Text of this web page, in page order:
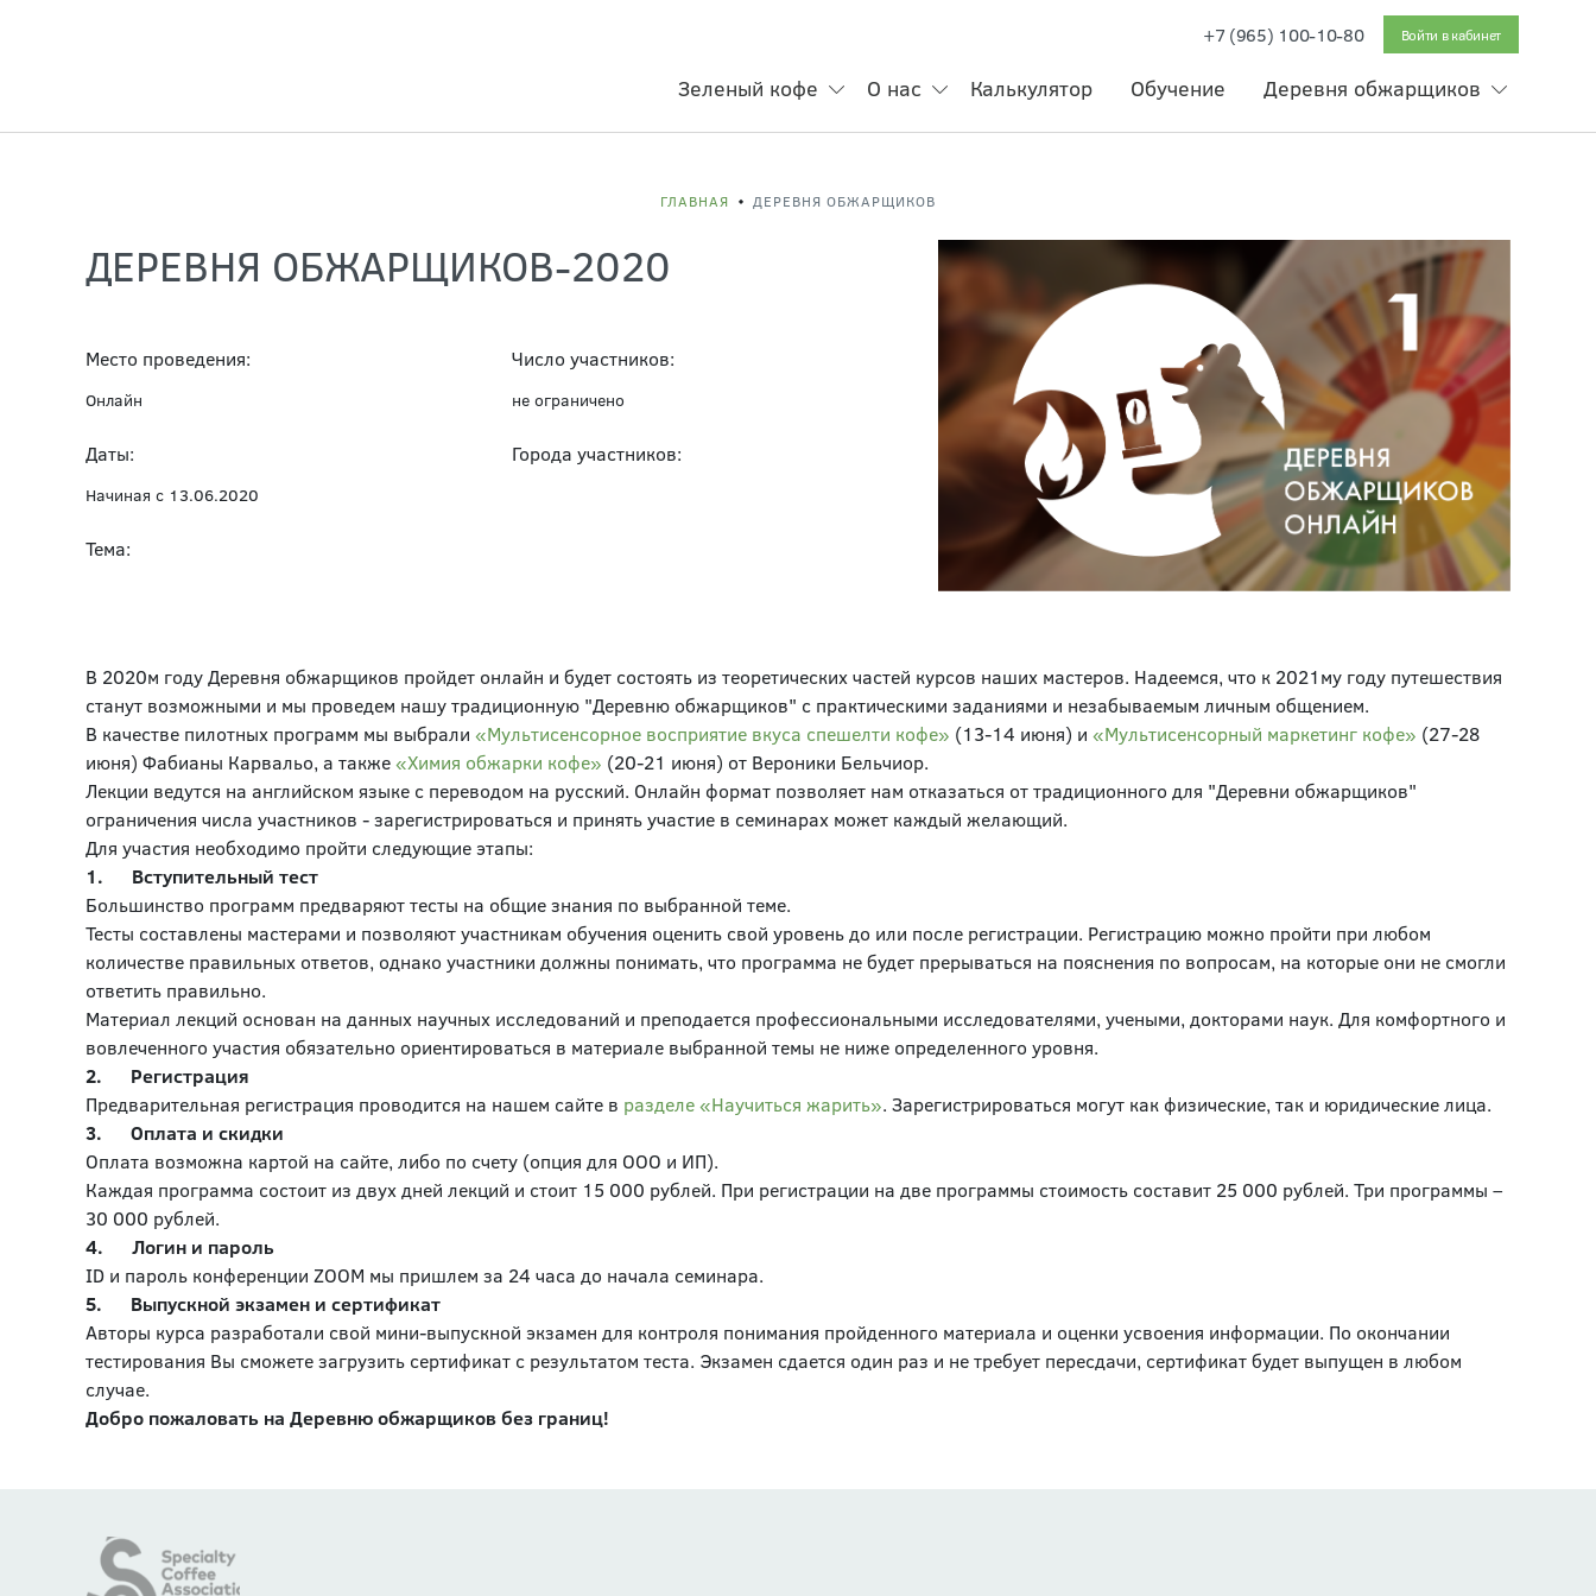
+7 (965) 100-10-80 Войти в кабинет
Зеленый кофе О нас Калькулятор Обучение Деревня обжарщиков
ГЛАВНАЯ ДЕРЕВНЯ ОБЖАРЩИКОВ
ДЕРЕВНЯ ОБЖАРЩИКОВ-2020
Место проведения:
Онлайн
Даты:
Начиная с 13.06.2020
Тема:
Число участников:
не ограничено
Города участников:
В 2020м году Деревня обжарщиков пройдет онлайн и будет состоять из теоретических частей курсов наших мастеров. Надеемся, что к 2021му году путешествия
станут возможными и мы проведем нашу традиционную "Деревню обжарщиков" с практическими заданиями и незабываемым личным общением.
В качестве пилотных программ мы выбрали «Мультисенсорное восприятие вкуса спешелти кофе» (13-14 июня) и «Мультисенсорный маркетинг кофе» (27-28
июня) Фабианы Карвальо, а также«Химия обжарки кофе» (20-21 июня) от Вероники Бельчиор.
Лекции ведутся на английском языке с переводом на русский. Онлайн формат позволяет нам отказаться от традиционного для "Деревни обжарщиков"
ограничения числа участников - зарегистрироваться и принять участие в семинарах может каждый желающий.
Для участия необходимо пройти следующие этапы:
1. Вступительный тест
Большинство программ предваряют тесты на общие знания по выбранной теме.
Тесты составлены мастерами и позволяют участникам обучения оценить свой уровень до или после регистрации. Регистрацию можно пройти при любом
количестве правильных ответов, однако участники должны понимать, что программа не будет прерываться на пояснения по вопросам, на которые они не смогли
ответить правильно.
Материал лекций основан на данных научных исследований и преподается профессиональными исследователями, учеными, докторами наук. Для комфортного и
вовлеченного участия обязательно ориентироваться в материале выбранной темы не ниже определенного уровня.
2. Регистрация
Предварительная регистрация проводится на нашем сайте в разделе «Научиться жарить». Зарегистрироваться могут как физические, так и юридические лица.
3. Оплата и скидки
Оплата возможна картой на сайте, либо по счету (опция для ООО и ИП).
Каждая программа состоит из двух дней лекций и стоит 15 000 рублей. При регистрации на две программы стоимость составит 25 000 рублей. Три программы –
30 000 рублей.
4. Логин и пароль
ID и пароль конференции ZOOM мы пришлем за 24 часа до начала семинара.
5. Выпускной экзамен и сертификат
Авторы курса разработали свой мини-выпускной экзамен для контроля понимания пройденного материала и оценки усвоения информации. По окончании
тестирования Вы сможете загрузить сертификат с результатом теста. Экзамен сдается один раз и не требует пересдачи, сертификат будет выпущен в любом
случае.
Добро пожаловать на Деревню обжарщиков без границ!